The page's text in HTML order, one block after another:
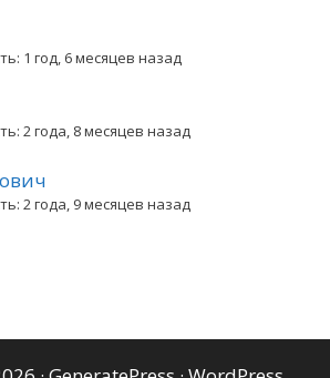
1 год, 6 месяцев назад
2 года, 8 месяцев назад
2 года, 9 месяцев назад